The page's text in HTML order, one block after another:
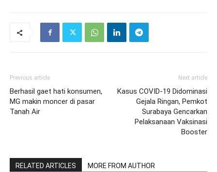
Previous article
Berhasil gaet hati konsumen,
MG makin moncer di pasar
Tanah Air
Next article
Kasus COVID-19 Didominasi
Gejala Ringan, Pemkot
Surabaya Gencarkan
Pelaksanaan Vaksinasi
Booster
RELATED ARTICLES MORE FROM AUTHOR